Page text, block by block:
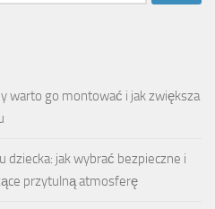
warto go montować i jak zwiększa
dziecka: jak wybrać bezpieczne i
przytulną atmosferę